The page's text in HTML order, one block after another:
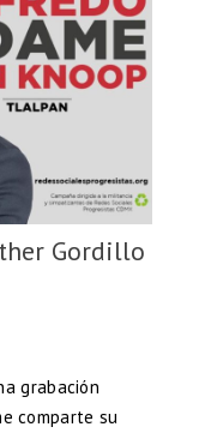
Gordillo
grabación
comparte su